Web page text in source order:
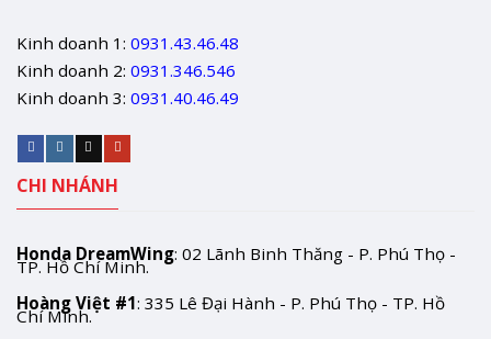
Kinh doanh 1: 0931.43.46.48
Kinh doanh 2: 0931.346.546
Kinh doanh 3: 0931.40.46.49
CHI NHÁNH
Honda DreamWing: 02 Lãnh Binh Thăng - P. Phú Thọ -
TP. Hồ Chí Minh.
Hoàng Việt #1: 335 Lê Đại Hành - P. Phú Thọ - TP. Hồ
Chí Minh.